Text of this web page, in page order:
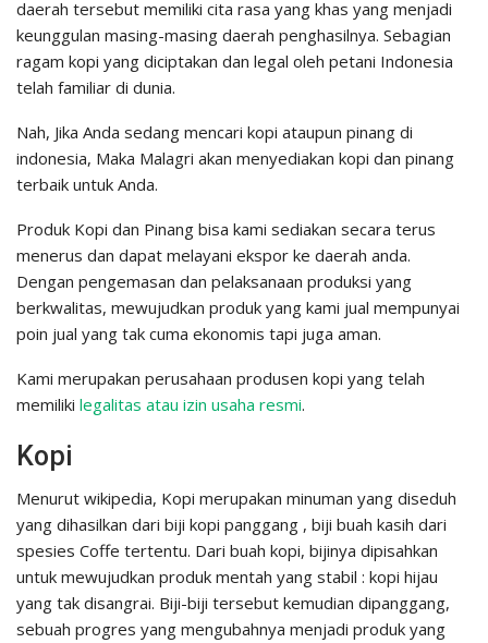
daerah tersebut memiliki cita rasa yang khas yang menjadi
keunggulan masing-masing daerah penghasilnya. Sebagian
ragam kopi yang diciptakan dan legal oleh petani Indonesia
telah familiar di dunia.
Nah, Jika Anda sedang mencari kopi ataupun pinang di
indonesia, Maka Malagri akan menyediakan kopi dan pinang
terbaik untuk Anda.
Produk Kopi dan Pinang bisa kami sediakan secara terus
menerus dan dapat melayani ekspor ke daerah anda.
Dengan pengemasan dan pelaksanaan produksi yang
berkwalitas, mewujudkan produk yang kami jual mempunyai
poin jual yang tak cuma ekonomis tapi juga aman.
Kami merupakan perusahaan produsen kopi yang telah
memiliki legalitas atau izin usaha resmi.
Kopi
Menurut wikipedia, Kopi merupakan minuman yang diseduh
yang dihasilkan dari biji kopi panggang , biji buah kasih dari
spesies Coffe tertentu. Dari buah kopi, bijinya dipisahkan
untuk mewujudkan produk mentah yang stabil : kopi hijau
yang tak disangrai. Biji-biji tersebut kemudian dipanggang,
sebuah progres yang mengubahnya menjadi produk yang